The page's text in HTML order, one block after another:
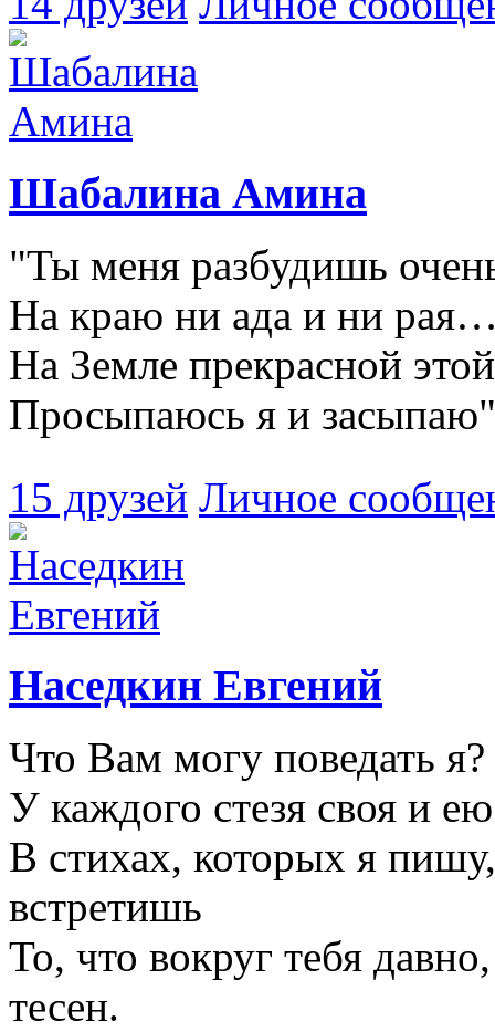
Шабалина Амина
"Ты меня разбудишь
На краю ни ада и ни
На Земле прекрасной
Просыпаюсь я и
15 друзей Личное
Наседкин Евгений
Что Вам могу поведать
У каждого стезя своя и
В стихах, которых я
встретишь
То, что вокруг тебя
тесен.